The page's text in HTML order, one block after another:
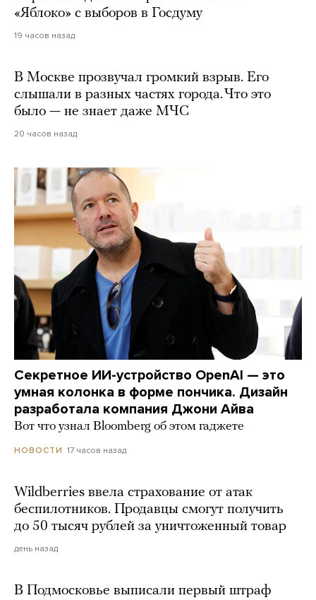
«Яблоко» с выборов в Госдуму
19 часов назад
В Москве прозвучал громкий взрыв. Его
слышали в разных частях города. Что это
было — не знает даже МЧС
20 часов назад
Секретное ИИ-устройство OpenAI — это
умная колонка в форме пончика. Дизайн
разработала компания Джони Айва
Вот что узнал Bloomberg об этом гаджете
НОВОСТИ 17 часов назад
Wildberries ввела страхование от атак
беспилотников. Продавцы смогут получить
до 50 тысяч рублей за уничтоженный товар
день назад
В Подмосковье выписали первый штраф